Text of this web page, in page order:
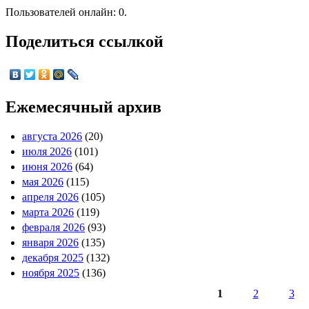
Пользователей онлайн: 0.
Поделиться ссылкой
Ежемесячный архив
августа 2026 (20)
июля 2026 (101)
июня 2026 (64)
мая 2026 (115)
апреля 2026 (105)
марта 2026 (119)
февраля 2026 (93)
января 2026 (135)
декабря 2025 (132)
ноября 2025 (136)
1 2 3